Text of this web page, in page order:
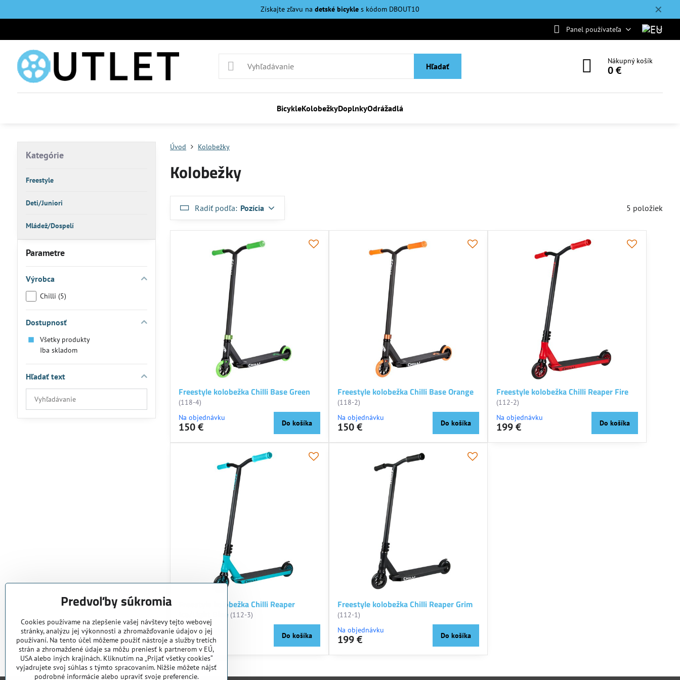
✕
Získajte zľavu na detské bicykle s kódom DBOUT10
Panel používateľa
Hľadať
Nákupný košík
0 €
BicykleKolobežkyDoplnkyOdrážadlá
Úvod Kolobežky
Kolobežky
Radiť podľa: Pozícia 5 položiek
Freestyle kolobežka Chilli Base Green
(118-4)
Na objednávku
150 € Do košíka
Freestyle kolobežka Chilli Base Orange
(118-2)
Na objednávku
150 € Do košíka
Freestyle kolobežka Chilli Reaper Fire
(112-2)
Na objednávku
199 € Do košíka
Freestyle kolobežka Chilli Reaper
Ice/Light Blue (112-3)
Na objednávku
199 € Do košíka
Freestyle kolobežka Chilli Reaper Grim
(112-1)
Na objednávku
199 € Do košíka
Parametre
Výrobca
Chilli (5)
Dostupnosť
Všetky produkty
Iba skladom
Hľadať text
Prehľadať
výsledky
filtra
Kategórie
Freestyle
Deti/Juniori
Mládež/Dospelí
Predvoľby súkromia
Cookies používame na zlepšenie vašej návštevy tejto webovej
stránky, analýzu jej výkonnosti a zhromažďovanie údajov o jej
používaní. Na tento účel môžeme použiť nástroje a služby tretích
strán a zhromaždené údaje sa môžu preniesť k partnerom v EÚ,
USA alebo iných krajinách. Kliknutím na „Prijať všetky cookies“
vyjadrujete svoj súhlas s týmto spracovaním. Nižšie môžete nájsť
podrobné informácie alebo upraviť svoje preferencie.